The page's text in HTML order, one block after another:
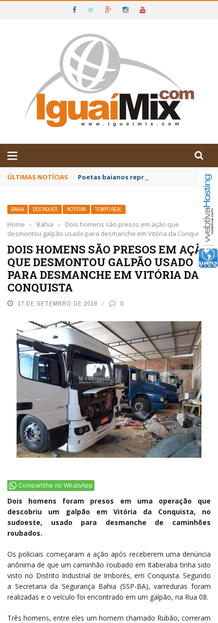
IGUAÍ E SUDOESTE DA BAHIA
ÚLTIMAS NOTÍCIAS Poetas baianos representam o Brasil no
BAHIA DESTAQUES NOTÍCIAS TEMPO REAL
Home › Bahia ›
Dois homens são presos em ação que
desmontou galpão usado para desmanche em Vitória da Conquista
DOIS HOMENS SÃO PRESOS EM AÇÃO
QUE DESMONTOU GALPÃO USADO
PARA DESMANCHE EM VITÓRIA DA
CONQUISTA
17 DE SETEMBRO DE 2018 0
Compartilhe no WhatsApp
Dois homens foram presos em uma operação que
descobriu um galpão em Vitória da Conquista, no
sudoeste, usado para desmanche de caminhões
roubados.
Os policiais começaram a ação após receberem uma denúncia
anônima de que um caminhão roubado em Itaberaba tinha sido
visto no Distrito Industrial de Imborés, em Conquista. Segundo
a Secretaria da Segurança Bahia (SSP-BA), varreduras foram
realizadas e o veículo foi encontrado em um galpão, na Rua 08.
Três homens, entre eles um homem chamado Rubão, correram